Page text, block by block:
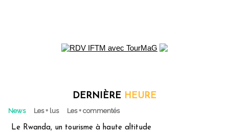
DERNIÈRE HEURE
News Les + lus Les + commentés
Le Rwanda, un tourisme à haute altitude